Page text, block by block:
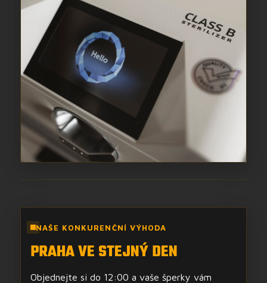
NAŠE KONKURENČNÍ VÝHODA
PRAHA VE STEJNÝ DEN
Objednejte si do 12:00 a vaše šperky vám